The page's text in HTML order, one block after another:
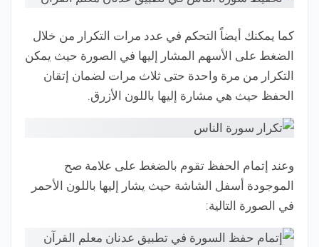
كما يمكنك أيضاً التحكم في عدد مرات التكرار من خلال
الضغط على الأسهم المشار إليها في الصورة حيث يمكن
التكرار من مرة واحدة حتى ثلاث مرات لضمان إتقان
الحفظ حيث هي مشارة إليها باللون الأزرق.
وعند إتمام الحفظ تقوم بالضغط على علامة صح
الموجودة أسفل الشاشة حيث يشار إليها باللون الأحمر
في الصورة التالية: